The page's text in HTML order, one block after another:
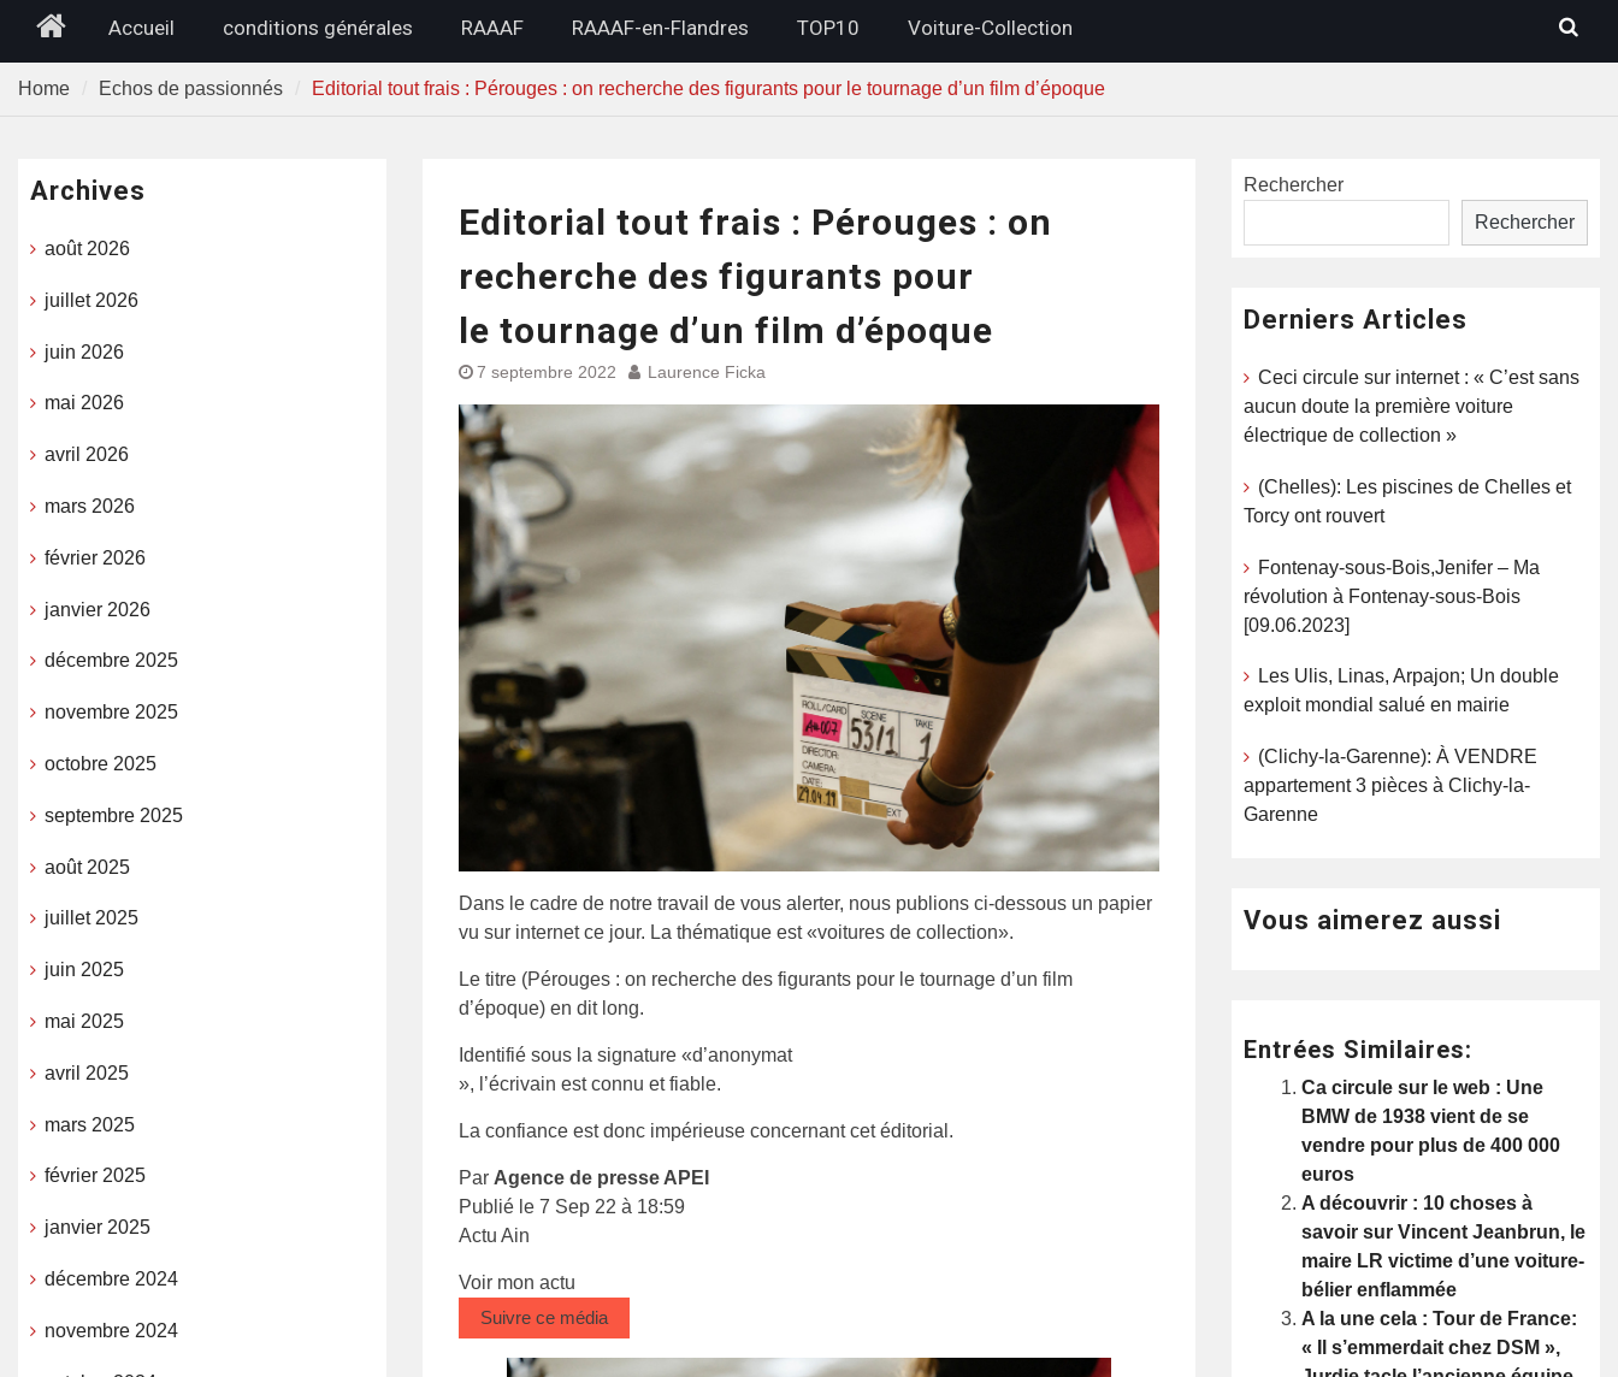
HomeAccueil conditions générales RAAAF RAAAF-en-Flandres TOP10 Voiture-Collection
Home Echos de passionnés Editorial tout frais : Pérouges : on recherche des figurants pour le tournage d’un film d’époque
Editorial tout frais : Pérouges : on
recherche des figurants pour
le tournage d’un film d’époque
7 septembre 2022 Laurence Ficka
Dans le cadre de notre travail de vous alerter, nous publions ci-dessous un papier
vu sur internet ce jour. La thématique est «voitures de collection».
Le titre (Pérouges : on recherche des figurants pour le tournage d’un film
d’époque) en dit long.
Identifié sous la signature «d’anonymat
», l’écrivain est connu et fiable.
La confiance est donc impérieuse concernant cet éditorial.
Par Agence de presse APEI
Publié le 7 Sep 22 à 18:59
Actu Ain
Voir mon actu
Suivre ce média
Rechercher
Rechercher
Derniers Articles
Ceci circule sur internet : « C’est sans
aucun doute la première voiture
électrique de collection »
(Chelles): Les piscines de Chelles et
Torcy ont rouvert
Fontenay-sous-Bois,Jenifer – Ma
révolution à Fontenay-sous-Bois
[09.06.2023]
Les Ulis, Linas, Arpajon; Un double
exploit mondial salué en mairie
(Clichy-la-Garenne): À VENDRE
appartement 3 pièces à Clichy-la-
Garenne
Vous aimerez aussi
Entrées Similaires:
Ca circule sur le web : Une
BMW de 1938 vient de se
vendre pour plus de 400 000
euros
A découvrir : 10 choses à
savoir sur Vincent Jeanbrun, le
maire LR victime d’une voiture-
bélier enflammée
A la une cela : Tour de France:
« Il s’emmerdait chez DSM »,
Archives
août 2026
juillet 2026
juin 2026
mai 2026
avril 2026
mars 2026
février 2026
janvier 2026
décembre 2025
novembre 2025
octobre 2025
septembre 2025
août 2025
juillet 2025
juin 2025
mai 2025
avril 2025
mars 2025
février 2025
janvier 2025
décembre 2024
novembre 2024